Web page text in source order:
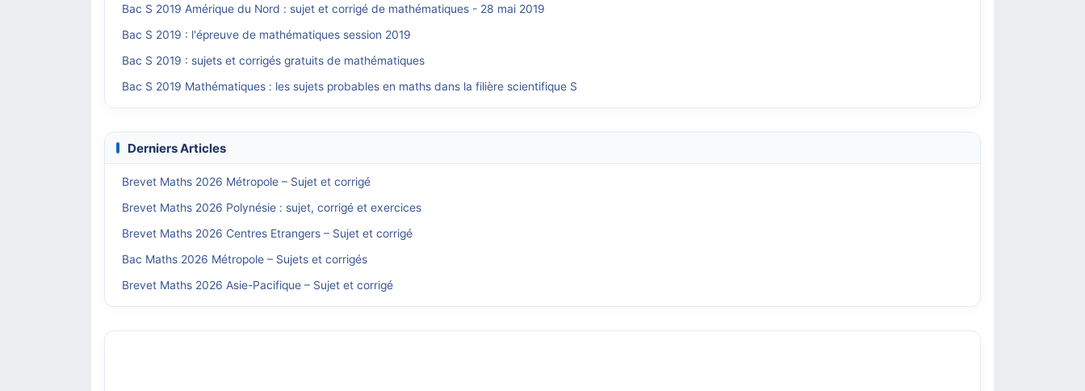
Bac S 2019 Amérique du Nord : sujet et corrigé de mathématiques - 28 mai 2019
Bac S 2019 : l'épreuve de mathématiques session 2019
Bac S 2019 : sujets et corrigés gratuits de mathématiques
Bac S 2019 Mathématiques : les sujets probables en maths dans la filière scientifique S
Derniers Articles
Brevet Maths 2026 Métropole – Sujet et corrigé
Brevet Maths 2026 Polynésie : sujet, corrigé et exercices
Brevet Maths 2026 Centres Etrangers – Sujet et corrigé
Bac Maths 2026 Métropole – Sujets et corrigés
Brevet Maths 2026 Asie-Pacifique – Sujet et corrigé